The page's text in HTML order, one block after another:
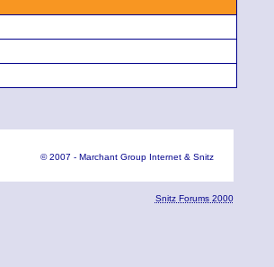
© 2007 - Marchant Group Internet & Snitz
Snitz Forums 2000